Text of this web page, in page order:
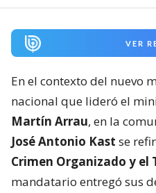
VER
En el contexto del nuevo
nacional que lideró el
Martín Arrau, en la
José Antonio Kast se
Crimen Organizado y el
mandatario entregó sus